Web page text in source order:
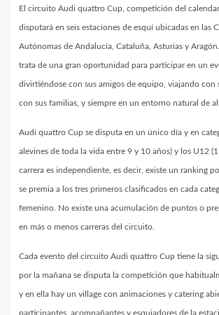
El circuito Audi quattro Cup, competición del
disputará en seis estaciones de esquí ubicadas en las
Autónomas de Andalucía, Cataluña, Asturias y
trata de una gran oportunidad para participar en un
divirtiéndose con sus amigos de equipo, viajando con
con sus familias, y siempre en un entorno natural de
Audi quattro Cup se disputa en un único día y en
alevines de toda la vida entre 9 y 10 años) y los U12
carrera es independiente, es decir, existe un ranking
se premia a los tres primeros clasificados en cada
femenino. No existe una acumulación de puntos o
en más o menos carreras del circuito.
Cada evento del circuito Audi quattro Cup tiene la
por la mañana se disputa la competición que
y en ella hay un village con animaciones y catering
participantes, acompañantes y esquiadores de la